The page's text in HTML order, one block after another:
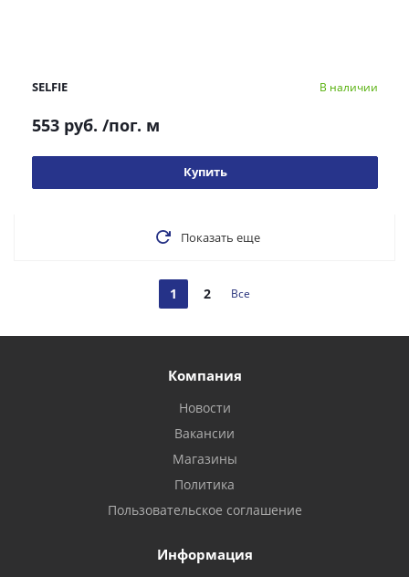
SELFIE В наличии
553 руб. /пог. м
Купить
Показать еще
1 2 Все
Компания
Новости
Вакансии
Магазины
Политика
Пользовательское соглашение
Информация